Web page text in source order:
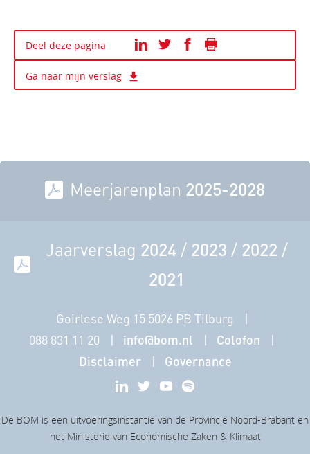
Deel deze pagina
Ga naar mijn verslag
Meerjarenplan 2025-2028
Jaarverslag 2024/ 2023 / 2022 /
2021
Goirlese Weg 15 5026 PB Tilburg
088 831 11 20
info@bom.nl
Colofon
Disclaimer
Governance
De BOM is een uitvoeringsinstantie van de Provincie Noord-Brabant en
het Ministerie van Economische Zaken & Klimaat